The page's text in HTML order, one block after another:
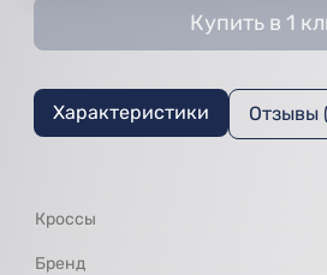
Купить в 1
Характеристики Отзывы
Кроссы
Бренд